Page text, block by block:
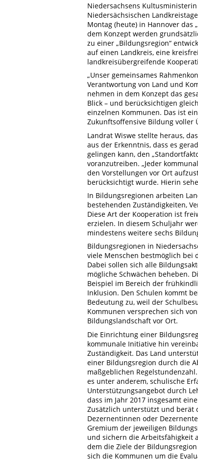
Niedersachsens
Niedersächsischen
Montag (heute) in Hannover das
dem Konzept werden
zu einer „Bildungsregion“
auf einen Landkreis, eine
landkreisübergreifende
„Unser gemeinsames
Verantwortung von Land und
nehmen in dem Konzept das
Blick – und berücksichtigen
einzelnen Kommunen. Das ist
Zukunftsoffensive Bildung voller
Landrat Wiswe stellte heraus,
aus der Erkenntnis, dass es
gelingen kann, den
voranzutreiben. „Jeder
den Vorstellungen vor Ort
berücksichtigt wurde. Hierin
In Bildungsregionen arbeiten
bestehenden Zuständigkeiten,
Diese Art der Kooperation ist
erzielen. In diesem Schuljahr
mindestens weitere sechs
Bildungsregionen in
viele Menschen bestmöglich bei
Dabei sollen sich alle
mögliche Schwächen beheben.
Beispiel im Bereich der
Inklusion. Den Schulen kommt
Bedeutung zu, weil der
Kommunen versprechen sich
Bildungslandschaft vor Ort.
Die Einrichtung einer
kommunale Initiative hin
Zuständigkeit. Das Land
einer Bildungsregion durch die
maßgeblichen
es unter anderem, schulische
Unterstützungsangebot durch
dass im Jahr 2017 insgesamt
Zusätzlich unterstützt und berät
Dezernentinnen oder
Gremium der jeweiligen
und sichern die Arbeitsfähigkeit
dem die Ziele der
sich die Kommunen um die